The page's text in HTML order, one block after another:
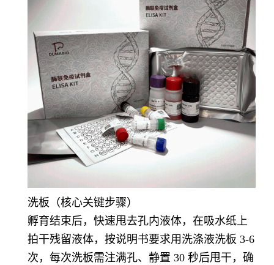
洗板（核心关键步骤）
孵育结束后，快速甩去孔内液体，在吸水纸上
拍干残留液体，按说明书要求用洗涤液洗板 3-6
次，每次洗板需注满孔、静置 30 秒后甩干，确